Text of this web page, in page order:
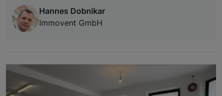
Hannes Dobnikar
Immovent GmbH